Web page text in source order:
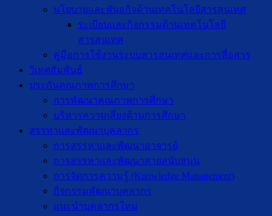
นโยบายและพันธกิจด้านเทคโนโลยีสารสนเทศ
ระเบียบและกิจกรรมด้านเทคโนโลยี
สารสนเทศ
คู่มือการใช้งานระบบสารสนเทศและการสื่อสาร
วิเทศสัมพันธ์
ประกันคุณภาพการศึกษา
การพัฒนาคุณภาพการศึกษา
บริหารความเสี่ยงด้านการศึกษา
สรรหาและพัฒนาบุคลากร
การสรรหาและพัฒนาอาจารย์
การสรรหาและพัฒนาสายสนับสนุน
การจัดการความรู้ (Knowledge Management)
กิจกรรมพัฒนาบุคลากร
แนะนำบุคลากรใหม่